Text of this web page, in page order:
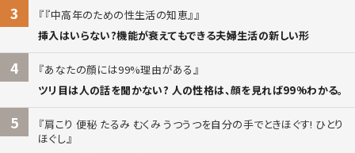
3
『中高年のための性生活の知恵』
挿入はいらない?機能が衰えてもできる夫婦生活の新しい形
4
あなたの顔には99%理由がある
ツリ目は人の話を聞かない? 人の性格は、顔を見れば99%わかる。
5
肩こり 便秘 たるみ むくみ うつうつを自分の手でときほぐす! ひとり
ほぐし